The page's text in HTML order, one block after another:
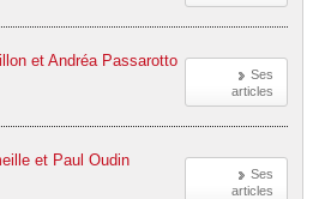
Ses
articles
et Andréa Passarotto
Ses
articles
et Paul Oudin